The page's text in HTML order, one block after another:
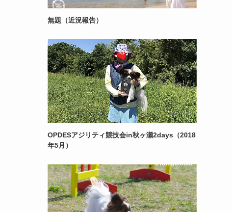
無題（近況報告）
OPDESアジリティ競技会in秋ヶ瀬2days（2018
年5月）